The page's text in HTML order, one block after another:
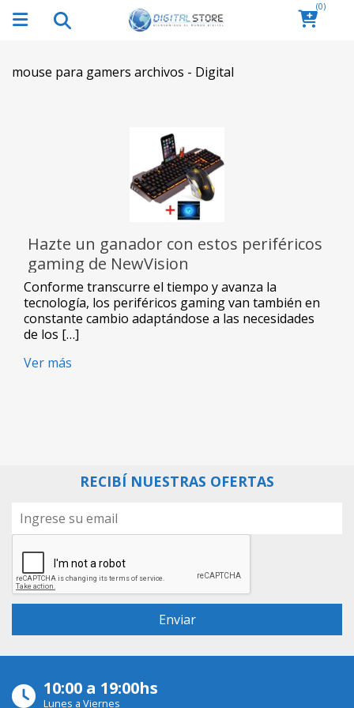
(0)
mouse para gamers archivos - Digital
Hazte un ganador con estos periféricos
gaming de NewVision
Conforme transcurre el tiempo y avanza la
tecnología, los periféricos gaming van también en
constante cambio adaptándose a las necesidades
de los […]
Ver más
RECIBÍ NUESTRAS OFERTAS
10:00 a 19:00hs
Lunes a Viernes